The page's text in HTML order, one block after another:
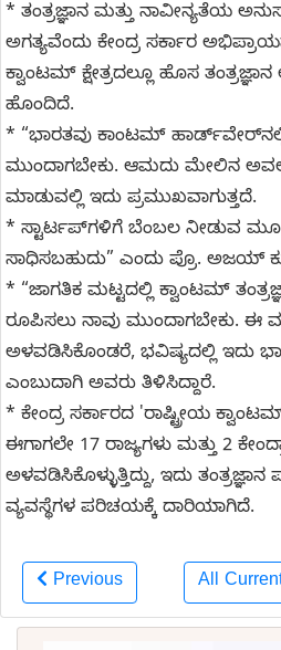
* ತಂತ್ರಜ್ಞಾನ ಮತ್ತು ನಾವೀನ್ಯತೆಯ
ಅಗತ್ಯವೆಂದು ಕೇಂದ್ರ ಸರ್ಕಾರ
ಕ್ವಾಂಟಮ್ ಕ್ಷೇತ್ರದಲ್ಲೂ ಹೊಸ
ಹೊಂದಿದೆ.
* “ಭಾರತವು ಕಾಂಟಮ್
ಮುಂದಾಗಬೇಕು. ಆಮದು ಮೇಲಿನ
ಮಾಡುವಲ್ಲಿ ಇದು ಪ್ರಮುಖವಾಗುತ್ತದೆ.
* ಸ್ಟಾರ್ಟಪ್‌ಗಳಿಗೆ ಬೆಂಬಲ ನೀಡುವ
ಸಾಧಿಸಬಹುದು” ಎಂದು ಪ್ರೊ. ಅಜಯ್
* “ಜಾಗತಿಕ ಮಟ್ಟದಲ್ಲಿ ಕ್ವಾಂಟಮ್
ರೂಪಿಸಲು ನಾವು ಮುಂದಾಗಬೇಕು. ಈ
ಅಳವಡಿಸಿಕೊಂಡರೆ, ಭವಿಷ್ಯದಲ್ಲಿ ಇದು
ಎಂಬುದಾಗಿ ಅವರು ತಿಳಿಸಿದ್ದಾರೆ.
* ಕೇಂದ್ರ ಸರ್ಕಾರದ 'ರಾಷ್ಟ್ರೀಯ
ಈಗಾಗಲೇ 17 ರಾಜ್ಯಗಳು ಮತ್ತು 2
ಅಳವಡಿಸಿಕೊಳ್ಳುತ್ತಿದ್ದು, ಇದು
ವ್ಯವಸ್ಥೆಗಳ ಪರಿಚಯಕ್ಕೆ ದಾರಿಯಾಗಿದೆ.
Previous All